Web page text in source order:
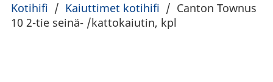
Kotihifi / Kaiuttimet kotihifi / Canton Townus
10 2-tie seinä- /kattokaiutin, kpl